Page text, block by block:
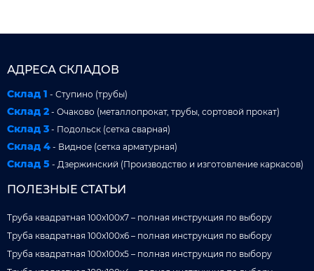
АДРЕСА СКЛАДОВ
Склад 1 - Ступино (трубы)
Склад 2 - Очаково (металлопрокат, трубы, сортовой прокат)
Склад 3 - Подольск (сетка сварная)
Склад 4 - Видное (сетка арматурная)
Склад 5 - Дзержинский (Производство и изготовление каркасов)
ПОЛЕЗНЫЕ СТАТЬИ
Труба квадратная 100x100x7 – полная инструкция по выбору
Труба квадратная 100x100x6 – полная инструкция по выбору
Труба квадратная 100x100x5 – полная инструкция по выбору